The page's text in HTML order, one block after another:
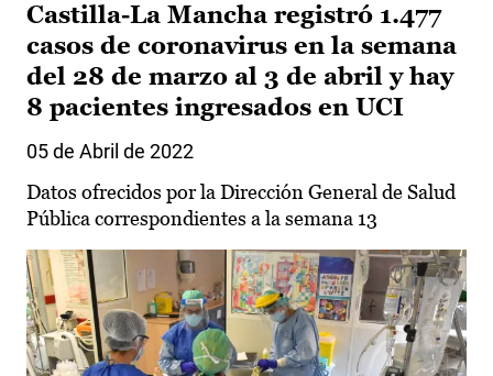
Castilla-La Mancha registró 1.477
casos de coronavirus en la semana
del 28 de marzo al 3 de abril y hay
8 pacientes ingresados en UCI
05 de Abril de 2022
Datos ofrecidos por la Dirección General de Salud
Pública correspondientes a la semana 13